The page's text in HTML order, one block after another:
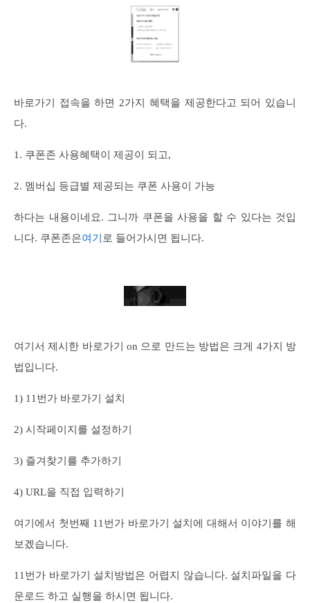
바로가기 접속을 하면 2가지 혜택을 제공한다고 되어 있습니
다.
1. 쿠폰존 사용혜택이 제공이 되고,
2. 멤버십 등급별 제공되는 쿠폰 사용이 가능
하다는 내용이네요. 그니까 쿠폰을 사용을 할 수 있다는 것입
니다. 쿠폰존은여기 로 들어가시면 됩니다.
여기서 제시한 바로가기 on 으로 만드는 방법은 크게 4가지 방
법입니다.
1) 11번가 바로가기 설치
2) 시작페이지를 설정하기
3) 즐겨찾기를 추가하기
4) URL을 직접 입력하기
여기에서 첫번째 11번가 바로가기 설치에 대해서 이야기를 해
보겠습니다.
11번가 바로가기 설치방법은 어렵지 않습니다. 설치파일을 다
운로드 하고 실행을 하시면 됩니다.